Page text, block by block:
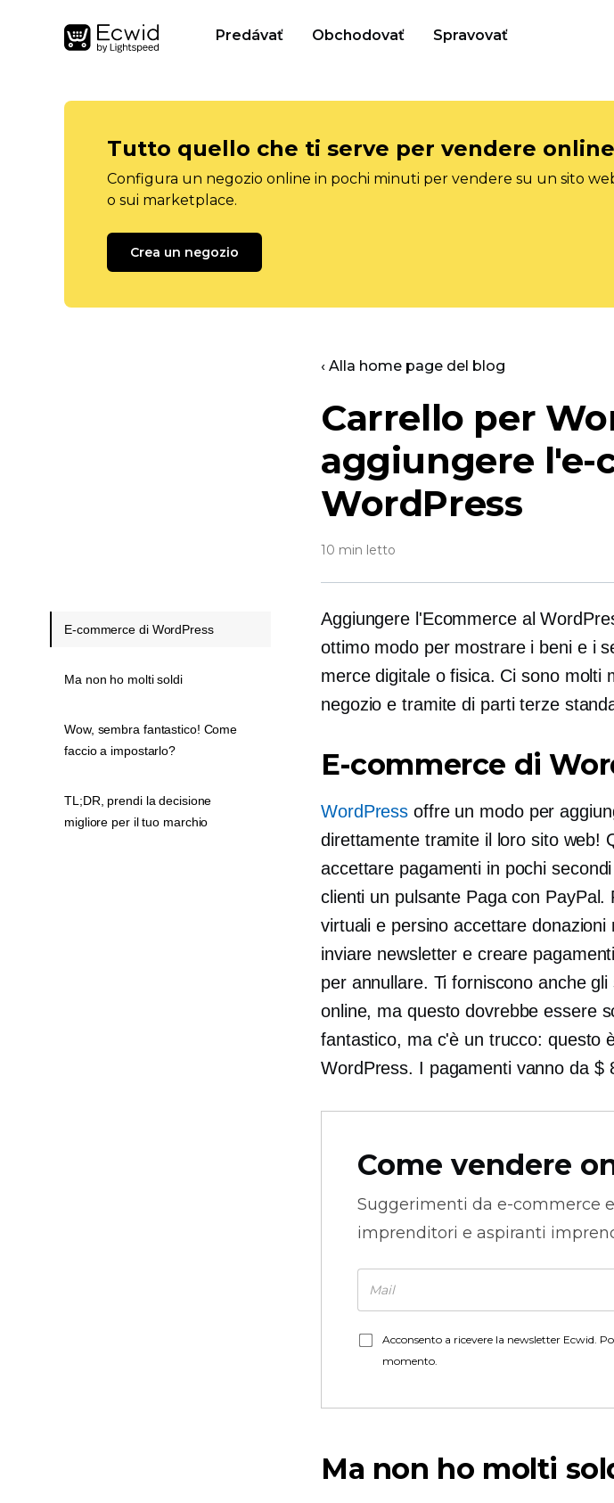
Predávať Obchodovať Spravovať
Tutto quello che ti serve per vendere online
Configura un negozio online in pochi minuti per vendere su un sito
o sui marketplace.
Crea un negozio
‹ Alla home page del blog
Carrello per
aggiungere l'e-
WordPress
10 min letto
Aggiungere l'Ecommerce al
ottimo modo per mostrare i beni e i
merce digitale o fisica. Ci sono molti
negozio e tramitedi parti terze
E-commerce di
WordPress offre un modo per
direttamente tramite il loro sito web!
accettare pagamenti in pochi
clienti un pulsante Paga con
virtuali e persino accettare
inviare newsletter e creare
per annullare. Ti forniscono anche
online, ma questo dovrebbe essere
fantastico, ma c'è un trucco: questo
WordPress. I pagamenti vanno da $
Come vendere
Suggerimenti da e-commerce
imprenditori e aspiranti
Acconsento a ricevere la newsletter Ecwid.
momento.
Ma non ho molti
E-commerce di WordPress
Ma non ho molti soldi
Wow, sembra fantastico! Come
faccio a impostarlo?
TL;DR, prendi la decisione
migliore per il tuo marchio